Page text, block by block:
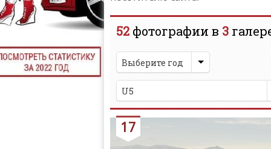
52 фотографии в 3
Выберите год
U5
17